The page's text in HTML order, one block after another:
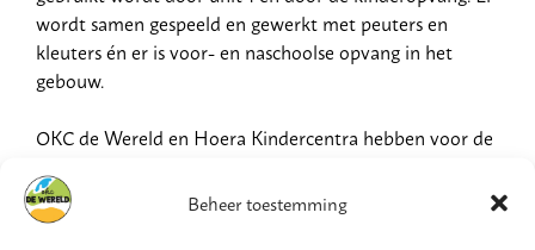
Beheer toestemming
wordt samen gespeeld en gewerkt met peuters en
kleuters én er is voor- en naschoolse opvang in het
gebouw.
OKC de Wereld en Hoera Kindercentra hebben voor de
meer ruimte én meer tijd op een dag is voor de
kinderen. Hierdoor is er meer afwisseling mogelijk voor